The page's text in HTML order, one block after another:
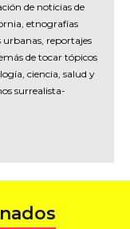
de noticias de
etnografías
reportajes
de tocar tópicos
ciencia, salud y
surrealista-